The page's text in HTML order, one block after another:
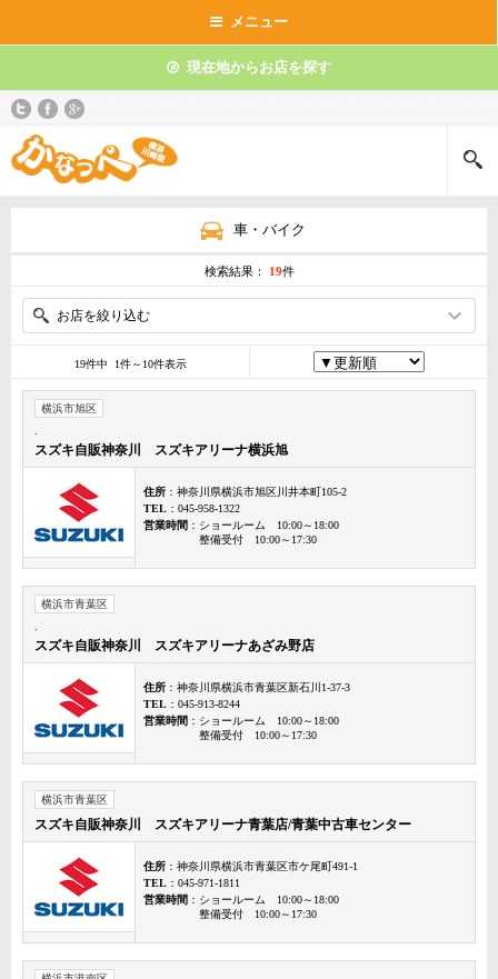
メニュー
現在地からお店を探す
車・バイク
検索結果： 19件
お店を絞り込む
19件中 1件～10件表示
横浜市旭区
スズキ自販神奈川 スズキアリーナ横浜旭
住所 ：神奈川県横浜市旭区川井本町105-2
TEL ：045-958-1322
営業時間 ：ショールーム 10:00～18:00
整備受付 10:00～17:30
横浜市青葉区
スズキ自販神奈川 スズキアリーナあざみ野店
住所 ：神奈川県横浜市青葉区新石川1-37-3
TEL ：045-913-8244
営業時間 ：ショールーム 10:00～18:00
整備受付 10:00～17:30
横浜市青葉区
スズキ自販神奈川 スズキアリーナ青葉店/青葉中古車センター
住所 ：神奈川県横浜市青葉区市ケ尾町491-1
TEL ：045-971-1811
営業時間 ：ショールーム 10:00～18:00
整備受付 10:00～17:30